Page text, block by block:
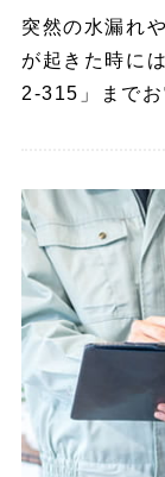
突然の水漏れ
が起きた時には
2-315」までお